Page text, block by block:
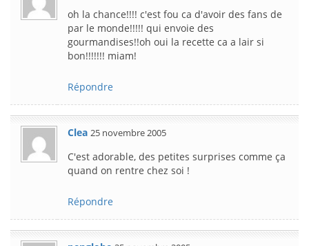
oh la chance!!!! c'est fou ca d'avoir des fans de
par le monde!!!!! qui envoie des
gourmandises!!oh oui la recette ca a lair si
bon!!!!!!! miam!
Répondre
Clea 25 novembre 2005
C'est adorable, des petites surprises comme ça
quand on rentre chez soi !
Répondre